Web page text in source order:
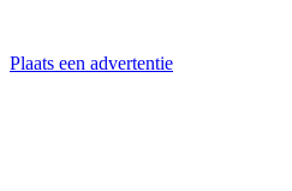
Plaats een advertentie